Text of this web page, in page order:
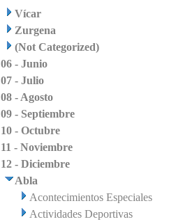
Vícar
Zurgena
(Not Categorized)
06 - Junio
07 - Julio
08 - Agosto
09 - Septiembre
10 - Octubre
11 - Noviembre
12 - Diciembre
Abla
Acontecimientos Especiales
Actividades Deportivas